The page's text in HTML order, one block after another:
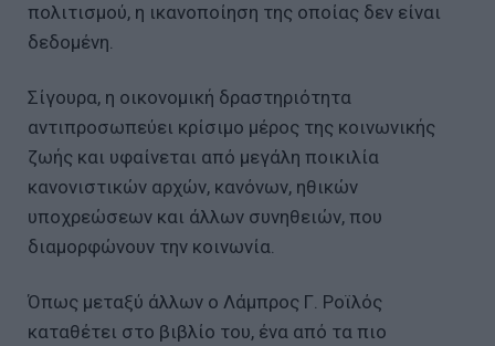
πολιτισμού, η ικανοποίηση της οποίας δεν είναι
δεδομένη.
Σίγουρα, η οικονομική δραστηριότητα
αντιπροσωπεύει κρίσιμο μέρος της κοινωνικής
ζωής και υφαίνεται από μεγάλη ποικιλία
κανονιστικών αρχών, κανόνων, ηθικών
υποχρεώσεων και άλλων συνηθειών, που
διαμορφώνουν την κοινωνία.
Όπως μεταξύ άλλων ο Λάμπρος Γ. Ροϊλός
καταθέτει στο βιβλίο του, ένα από τα πιο